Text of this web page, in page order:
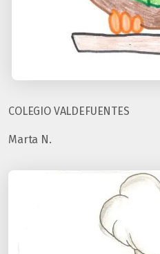
COLEGIO VALDEFUENTES
Marta N.